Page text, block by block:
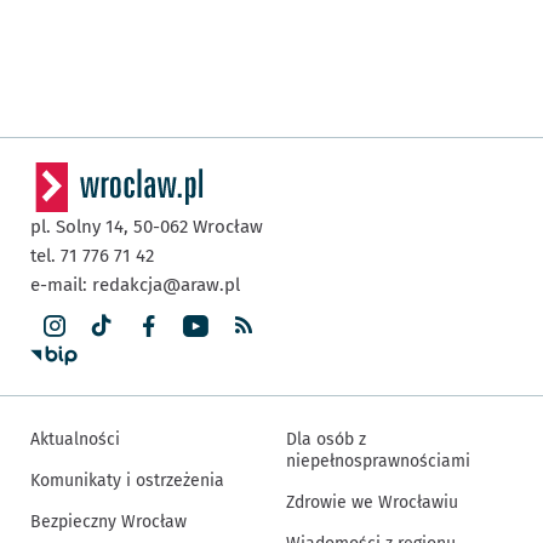
pl. Solny 14, 50-062 Wrocław
tel. 71 776 71 42
e-mail: redakcja@araw.pl
Aktualności
Komunikaty i ostrzeżenia
Bezpieczny Wrocław
Dla osób z
niepełnosprawnościami
Zdrowie we Wrocławiu